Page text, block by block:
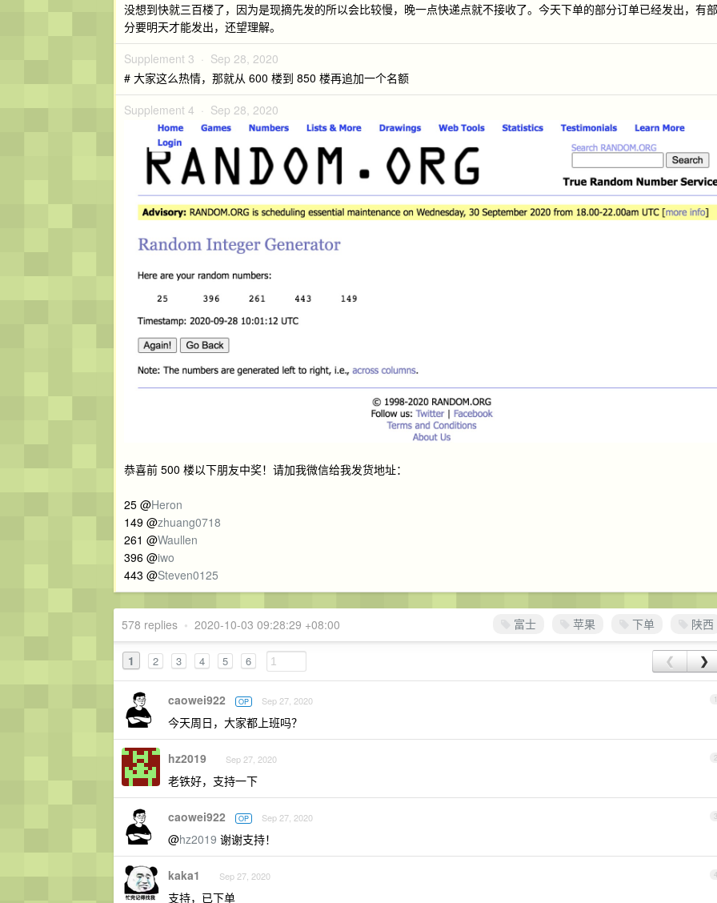
没想到快就三百楼了，因为是现摘先发的所以会比较慢，晚一点快递点就不接收了。今天下单的部分订单已经发出，有部
分要明天才能发出，还望理解。
Supplement 3 · Sep 28, 2020
# 大家这么热情，那就从 600 楼到 850 楼再追加一个名额
Supplement 4 · Sep 28, 2020
恭喜前 500 楼以下朋友中奖！请加我微信给我发货地址：
25 @Heron
149 @zhuang0718
261 @Waullen
396 @iwo
443 @Steven0125
富士 苹果 下单 陕西
578 replies • 2020-10-03 09:28:29 +08:00
1 2 3 4 5 6 ❮ ❯
1
caowei922 OP Sep 27, 2020
今天周日，大家都上班吗？
2
hz2019 Sep 27, 2020
老铁好，支持一下
3
caowei922 OP Sep 27, 2020
@hz2019 谢谢支持！
4
kaka1 Sep 27, 2020
支持，已下单